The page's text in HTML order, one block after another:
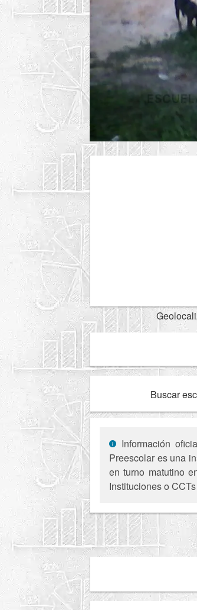
Buscar
Información
Preescolar es una
en turno matutino
Instituciones o